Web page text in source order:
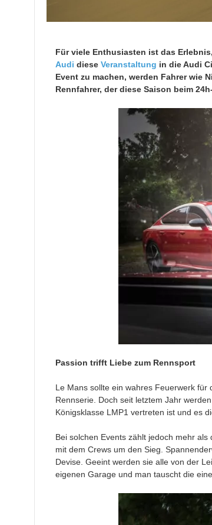
Für viele Enthusiasten ist das
Audi diese Veranstaltung in die Audi
Event zu machen, werden Fahrer wie
Rennfahrer, der diese Saison beim
Passion trifft Liebe zum Rennsport
Le Mans sollte ein wahres Feuerwerk
Rennserie. Doch seit letztem Jahr
Königsklasse LMP1 vertreten ist und es
Bei solchen Events zählt jedoch mehr
mit dem Crews um den Sieg.
Devise. Geeint werden sie alle von der
eigenen Garage und man tauscht die